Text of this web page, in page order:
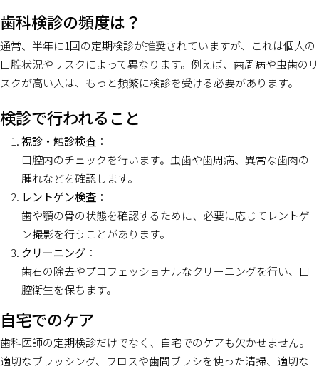
歯科検診の頻度は？
通常、半年に1回の定期検診が推奨されていますが、これは個人の
口腔状況やリスクによって異なります。例えば、歯周病や虫歯のリ
スクが高い人は、もっと頻繁に検診を受ける必要があります。
検診で行われること
視診・触診検査 ：
口腔内のチェックを行います。虫歯や歯周病、異常な歯肉の
腫れなどを確認します。
レントゲン検査 ：
歯や顎の骨の状態を確認するために、必要に応じてレントゲ
ン撮影を行うことがあります。
クリーニング ：
歯石の除去やプロフェッショナルなクリーニングを行い、口
腔衛生を保ちます。
自宅でのケア
歯科医師の定期検診だけでなく、自宅でのケアも欠かせません。
適切なブラッシング、フロスや歯間ブラシを使った清掃、適切な